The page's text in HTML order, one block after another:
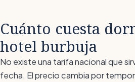
Cuánto cuesta
hotel burbuja
No existe una tarifa nacional que
fecha. El precio cambia por